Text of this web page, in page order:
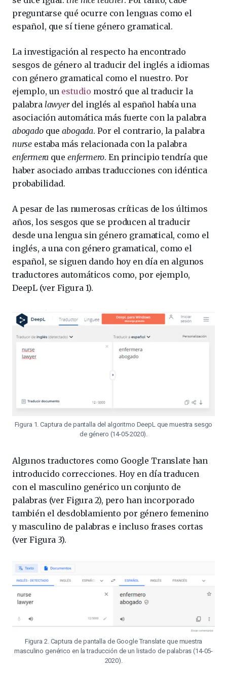
preguntarse qué ocurre con lenguas como el
español, que sí tiene género gramatical.
La investigación al respecto ha encontrado
sesgos de género al traducir del inglés a idiomas
con género gramatical como el nuestro. Por
ejemplo, un estudio mostró que al traducir la
palabra lawyerdel inglés al español había una
asociación automática más fuerte con la palabra
abogadoqueabogada. Por el contrario, la palabra
nurse estaba más relacionada con la palabra
enfermera queenfermero. En principio tendría que
haber asociado ambas traducciones con idéntica
probabilidad.
A pesar de las numerosas críticas de los últimos
años, los sesgos que se producen al traducir
desde una lengua sin género gramatical, como el
inglés, a una con género gramatical, como el
español, se siguen dando hoy en día en algunos
traductores automáticos como, por ejemplo,
DeepL (ver Figura 1).
Figura 1. Captura de pantalla del algoritmo DeepL que muestra sesgo
de género (14-05-2020).
Algunos traductores como Google Translate han
introducido correcciones. Hoy en día traducen
con el masculino genérico un conjunto de
palabras (ver Figura 2), pero han incorporado
también el desdoblamiento por género femenino
y masculino de palabras e incluso frases cortas
(ver Figura 3).
Figura 2. Captura de pantalla de Google Translate que muestra
masculino genérico en la traducción de un listado de palabras (14-05-
2020).